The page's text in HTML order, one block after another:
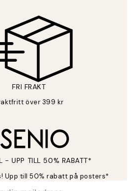
FRI FRAKT
över 399 kr
- UPP TILL 50% RABATT*
Upp till 50% rabatt på posters*